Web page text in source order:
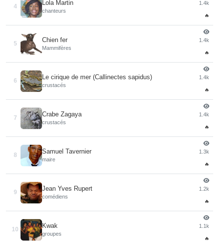
4
Lola Martin
chanteurs
1.4k
🔥
5
Chien fer
Mammifères
1.4k
🔥
6
Le cirique de mer (Callinectes sapidus)
crustacés
1.4k
🔥
7
Crabe Zagaya
crustacés
1.4k
🔥
8
Samuel Tavernier
maire
1.3k
🔥
9
Jean Yves Rupert
comédiens
1.2k
🔥
10
Kwak
groupes
1.1k
🔥